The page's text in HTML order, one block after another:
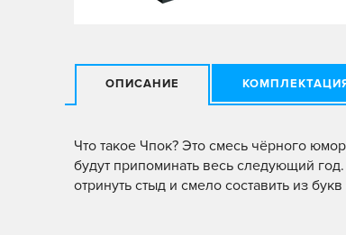
ОПИСАНИЕ
Что такое Чпок? Это смесь чёрного
будут припоминать весь следующий
отринуть стыд и смело составить из